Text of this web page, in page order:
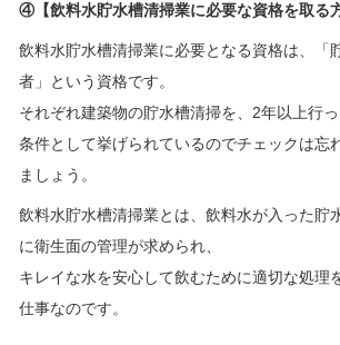
④【飲料水貯水槽清掃業に必要な資格を取る方
飲料水貯水槽清掃業に必要となる資格は、「
者」という資格です。
それぞれ建築物の貯水槽清掃を、2年以上行
条件として挙げられているのでチェックは忘
ましょう。
飲料水貯水槽清掃業とは、飲料水が入った貯
に衛生面の管理が求められ、
キレイな水を安心して飲むために適切な処理
仕事なのです。